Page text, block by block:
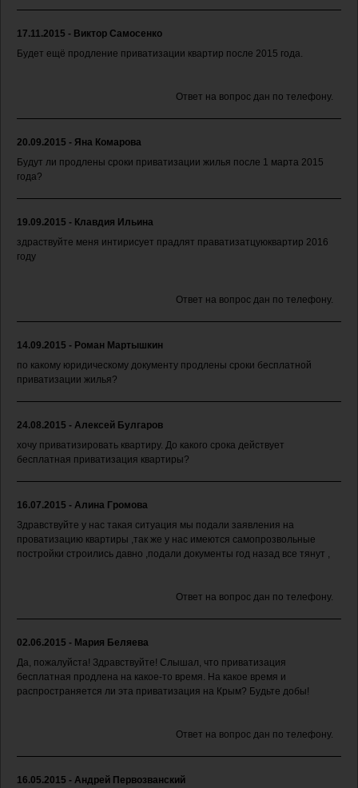
17.11.2015 - Виктор Самосенко
Будет ещё продление приватизации квартир после 2015 года.
Ответ на вопрос дан по телефону.
20.09.2015 - Яна Комарова
Будут ли продлены сроки приватизации жилья после 1 марта 2015
года?
19.09.2015 - Клавдия Ильина
здраствуйте меня интирисует прадлят праватизатцуюквартир 2016
году
Ответ на вопрос дан по телефону.
14.09.2015 - Роман Мартышкин
по какому юридическому документу продлены сроки бесплатной
приватизации жилья?
24.08.2015 - Алексей Булгаров
хочу приватизировать квартиру. До какого срока действует
бесплатная приватизация квартиры?
16.07.2015 - Алина Громова
Здравствуйте у нас такая ситуация мы подали заявления на
проватизацию квартиры ,так же у нас имеются самопрозвольные
постройки строились давно ,подали документы год назад все тянут ,
Ответ на вопрос дан по телефону.
02.06.2015 - Мария Беляева
Да, пожалуйста! Здравствуйте! Слышал, что приватизация
бесплатная продлена на какое-то время. На какое время и
распространяется ли эта приватизация на Крым? Будьте добы!
Ответ на вопрос дан по телефону.
16.05.2015 - Андрей Первозванский